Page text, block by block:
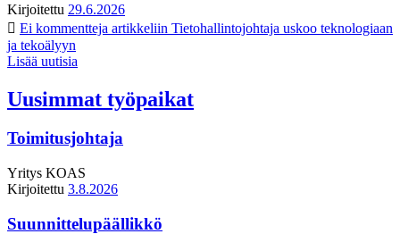
Kirjoitettu 29.6.2026
Ei kommentteja artikkeliin Tietohallintojohtaja uskoo teknologiaan
ja tekoälyyn
Lisää uutisia
Uusimmat työpaikat
Toimitusjohtaja
Yritys KOAS
Kirjoitettu 3.8.2026
Suunnittelupäällikkö